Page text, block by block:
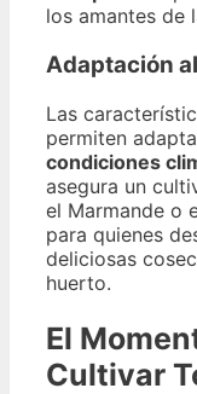
los amantes de
Adaptación
Las
permiten
condiciones
asegura un
el Marmande o
para quienes
deliciosas
huerto.
El
Cultivar